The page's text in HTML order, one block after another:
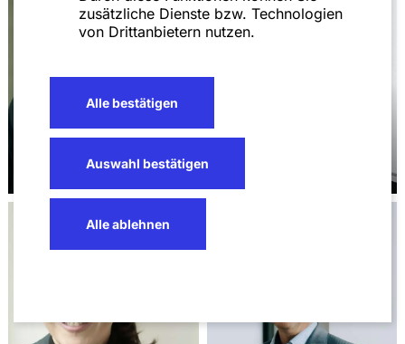
zusätzliche Dienste bzw. Technologien
von Drittanbietern nutzen.
Alle bestätigen
Auswahl bestätigen
Alle ablehnen
Birmanns